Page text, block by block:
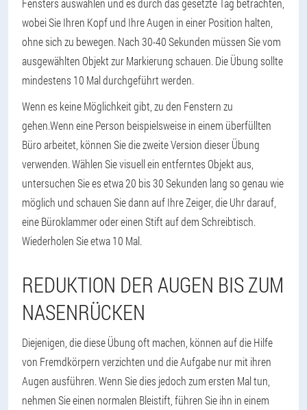
Fensters auswählen und es durch das gesetzte Tag betrachten,
wobei Sie Ihren Kopf und Ihre Augen in einer Position halten,
ohne sich zu bewegen. Nach 30-40 Sekunden müssen Sie vom
ausgewählten Objekt zur Markierung schauen. Die Übung sollte
mindestens 10 Mal durchgeführt werden.
Wenn es keine Möglichkeit gibt, zu den Fenstern zu
gehen.Wenn eine Person beispielsweise in einem überfüllten
Büro arbeitet, können Sie die zweite Version dieser Übung
verwenden. Wählen Sie visuell ein entferntes Objekt aus,
untersuchen Sie es etwa 20 bis 30 Sekunden lang so genau wie
möglich und schauen Sie dann auf Ihre Zeiger, die Uhr darauf,
eine Büroklammer oder einen Stift auf dem Schreibtisch.
Wiederholen Sie etwa 10 Mal.
REDUKTION DER AUGEN BIS ZUM
NASENRÜCKEN
Diejenigen, die diese Übung oft machen, können auf die Hilfe
von Fremdkörpern verzichten und die Aufgabe nur mit ihren
Augen ausführen. Wenn Sie dies jedoch zum ersten Mal tun,
nehmen Sie einen normalen Bleistift, führen Sie ihn in einem